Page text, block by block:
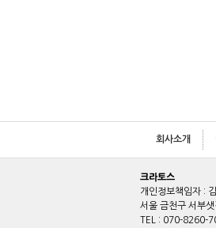
회사소개
크라토스
개인정보책임자 :
서울 금천구 서부
TEL : 070-8260-